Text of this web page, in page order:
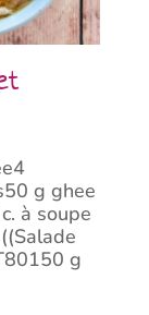
g ghee
à soupe
g